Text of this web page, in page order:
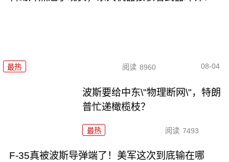
最热 阅读 8960 08-04
波斯要给中东\"物理断网\"，特朗
普忙递橄榄枝？
最热 阅读 7493
F-35真被波斯导弹端了！美军这次到底输在哪